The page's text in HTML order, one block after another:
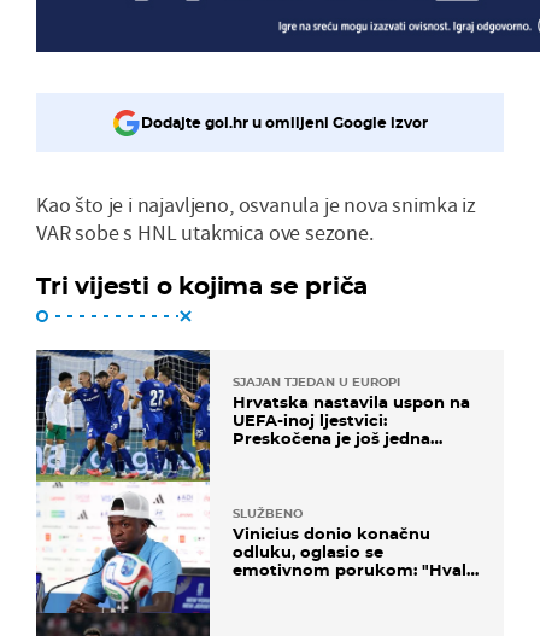
Dodajte gol.hr u omiljeni Google izvor
Kao što je i najavljeno, osvanula je nova snimka iz
VAR sobe s HNL utakmica ove sezone.
Tri vijesti o kojima se priča
SJAJAN TJEDAN U EUROPI
Hrvatska nastavila uspon na
UEFA-inoj ljestvici:
Preskočena je još jedna
SLUŽBENO
Vinicius donio konačnu
odluku, oglasio se
emotivnom porukom: "Hvala